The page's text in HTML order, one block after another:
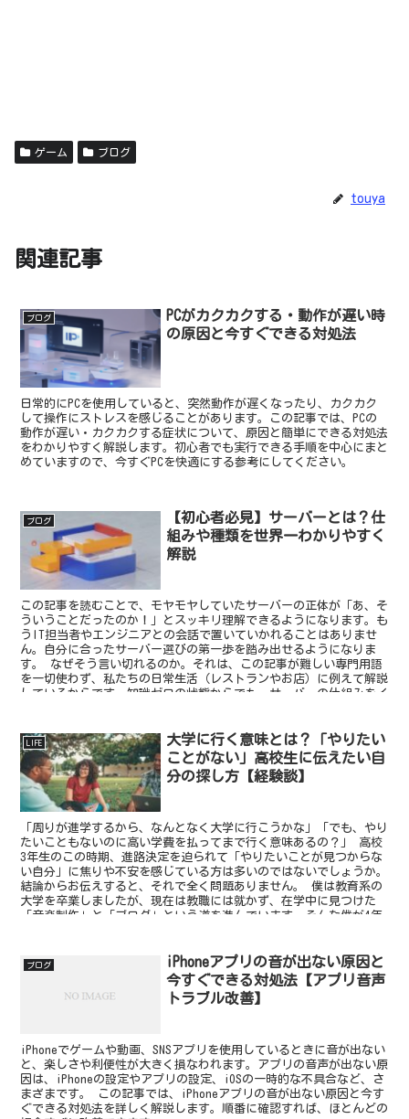
ゲーム ブログ
touya
関連記事
ブログ
PCがカクカクする・動作が遅い時
の原因と今すぐできる対処法
日常的にPCを使用していると、突然動作が遅くなったり、カクカク
して操作にストレスを感じることがあります。この記事では、PCの
動作が遅い・カクカクする症状について、原因と簡単にできる対処法
をわかりやすく解説します。初心者でも実行できる手順を中心にまと
めていますので、今すぐPCを快適にする参考にしてください。
ブログ
【初心者必見】サーバーとは？仕
組みや種類を世界一わかりやすく
解説
この記事を読むことで、モヤモヤしていたサーバーの正体が「あ、そ
ういうことだったのか！」とスッキリ理解できるようになります。も
うIT担当者やエンジニアとの会話で置いていかれることはありませ
ん。自分に合ったサーバー選びの第一歩を踏み出せるようになりま
す。 なぜそう言い切れるのか。それは、この記事が難しい専門用語
を一切使わず、私たちの日常生活（レストランやお店）に例えて解説
しているからです。知識ゼロの状態からでも、サーバーの仕組みをイ
LIFE
大学に行く意味とは？「やりたい
ことがない」高校生に伝えたい自
分の探し方【経験談】
「周りが進学するから、なんとなく大学に行こうかな」「でも、やり
たいこともないのに高い学費を払ってまで行く意味あるの？」 高校
3年生のこの時期、進路決定を迫られて「やりたいことが見つからな
い自分」に焦りや不安を感じている方は多いのではないでしょうか。
結論からお伝えすると、それで全く問題ありません。 僕は教育系の
大学を卒業しましたが、現在は教職には就かず、在学中に見つけた
「音楽制作」と「ブログ」という道を進んでいます。そんな僕が4年
ブログ
iPhoneアプリの音が出ない原因と
今すぐできる対処法【アプリ音声
トラブル改善】
iPhoneでゲームや動画、SNSアプリを使用しているときに音が出ない
と、楽しさや利便性が大きく損なわれます。アプリの音声が出ない原
因は、iPhoneの設定やアプリの設定、iOSの一時的な不具合など、さ
まざまです。 この記事では、iPhoneアプリの音が出ない原因と今す
ぐできる対処法を詳しく解説します。順番に確認すれば、ほとんどの